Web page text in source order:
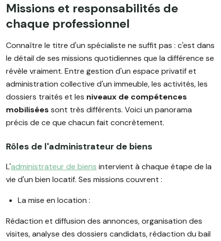
Missions et responsabilités de
chaque professionnel
Connaître le titre d'un spécialiste ne suffit pas : c'est dans
le détail de ses missions quotidiennes que la différence se
révèle vraiment. Entre gestion d'un espace privatif et
administration collective d'un immeuble, les activités, les
dossiers traités et les niveaux de compétences
mobilisées sont très différents. Voici un panorama
précis de ce que chacun fait concrètement.
Rôles de l'administrateur de biens
L'administrateur de biens intervient à chaque étape de la
vie d'un bien locatif. Ses missions couvrent :
La mise en location :
Rédaction et diffusion des annonces, organisation des
visites, analyse des dossiers candidats, rédaction du bail